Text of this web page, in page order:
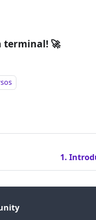
terminal! 🚀
1.